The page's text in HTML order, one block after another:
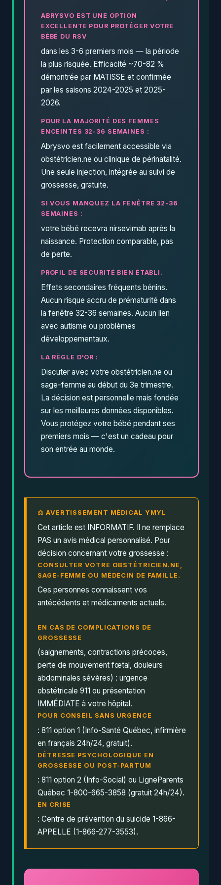
ABRYSVO EST UNE OPTION
EXCELLENTE POUR PROTÉGER VOTRE
BÉBÉ DU RSV
dans les 3-6 premiers mois — la période
la plus risquée. Efficacité ~70-82 %
démontrée par MATISSE et confirmée
par les saisons 2024-2025 et 2025-
2026.
POUR LA MAJORITÉ DES FEMMES
ENCEINTES 32-36 SEMAINES :
Abrysvo est facilement accessible via
obstétricien.ne ou clinique de périnatalité.
Une seule injection, intégrée au suivi de
grossesse, gratuite.
SI VOUS MANQUEZ LA FENÊTRE 32-36
SEMAINES :
votre bébé recevra nirsevimab après la
naissance. Protection comparable, pas
de perte.
PROFIL DE SÉCURITÉ BIEN ÉTABLI.
Effets secondaires fréquents bénins.
Aucun risque accru de prématurité dans
la fenêtre 32-36 semaines. Aucun lien
avec autisme ou problèmes
développementaux.
LA RÈGLE D'OR :
Discuter avec votre obstétricien.ne ou
sage-femme au début du 3e trimestre.
La décision est personnelle mais fondée
sur les meilleures données disponibles.
Vous protégez votre bébé pendant ses
premiers mois — c'est un cadeau pour
son entrée au monde.
⚖ AVERTISSEMENT MÉDICAL YMYL
Cet article est INFORMATIF. Il ne remplace
PAS un avis médical personnalisé. Pour
décision concernant votre grossesse :
CONSULTER VOTRE OBSTÉTRICIEN.NE,
SAGE-FEMME OU MÉDECIN DE FAMILLE.
Ces personnes connaissent vos
antécédents et médicaments actuels.
EN CAS DE COMPLICATIONS DE
GROSSESSE
(saignements, contractions précoces,
perte de mouvement fœtal, douleurs
abdominales sévères) : urgence
obstétricale 911 ou présentation
IMMÉDIATE à votre hôpital.
POUR CONSEIL SANS URGENCE
: 811 option 1 (Info-Santé Québec, infirmière
en français 24h/24, gratuit).
DÉTRESSE PSYCHOLOGIQUE EN
GROSSESSE OU POST-PARTUM
: 811 option 2 (Info-Social) ou LigneParents
Québec 1-800-665-3858 (gratuit 24h/24).
EN CRISE
: Centre de prévention du suicide 1-866-
APPELLE (1-866-277-3553).